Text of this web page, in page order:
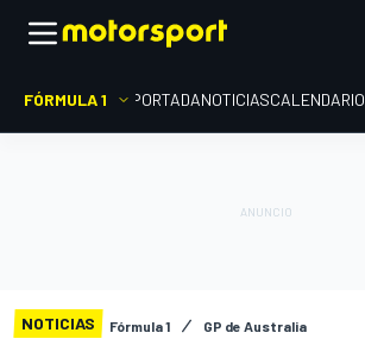
FÓRMULA 1 PORTADANOTICIASCALENDARIO
NOTICIAS Fórmula 1 GP de Australia